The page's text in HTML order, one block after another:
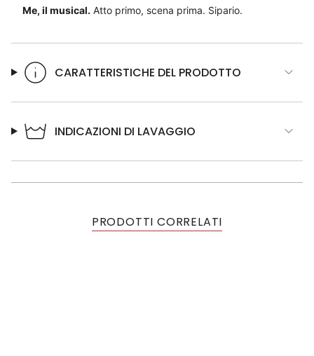
Me, il musical. Atto primo, scena prima. Sipario.
CARATTERISTICHE DEL PRODOTTO
INDICAZIONI DI LAVAGGIO
PRODOTTI CORRELATI